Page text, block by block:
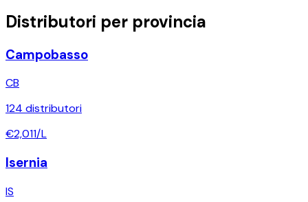
Distributori per provincia
Campobasso
CB
124 distributori
€2,011/L
Isernia
IS